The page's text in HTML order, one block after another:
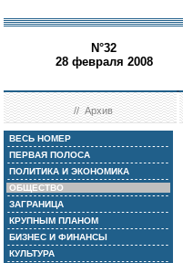
N°32
28 февраля 2008
//Архив
ВЕСЬ НОМЕР
ПЕРВАЯ ПОЛОСА
ПОЛИТИКА И ЭКОНОМИКА
ОБЩЕСТВО
ЗАГРАНИЦА
КРУПНЫМ ПЛАНОМ
БИЗНЕС И ФИНАНСЫ
КУЛЬТУРА